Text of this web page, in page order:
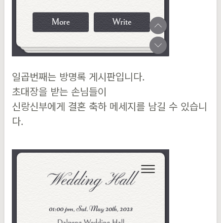
일곱번째는 방명록 게시판입니다.
초대장을 받는 손님들이
신랑신부에게 결혼 축하 메세지를 남길 수 있습니
다.